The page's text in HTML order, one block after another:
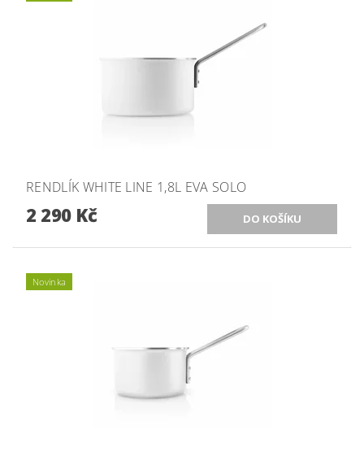
RENDLÍK WHITE LINE 1,8L EVA SOLO
2 290 Kč
Novinka